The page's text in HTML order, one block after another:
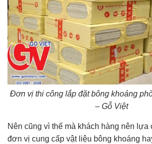
Đơn vị thi công lắp đặt bông khoáng
– Gỗ Việt
Nên cũng vì thế mà khách hàng nên lựa
đơn vị cung cấp vật liệu bông khoáng